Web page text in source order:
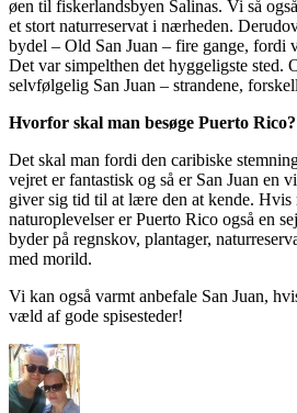
øen til fiskerlandsbyen Salinas. Vi så
et stort naturreservat i nærheden.
bydel – Old San Juan – fire gange, fordi
Det var simpelthen det hyggeligste sted.
selvfølgelig San Juan – strandene,
Hvorfor skal man besøge Puerto Rico?
Det skal man fordi den caribiske
vejret er fantastisk og så er San Juan en
giver sig tid til at lære den at kende. Hvis
naturoplevelser er Puerto Rico også en
byder på regnskov, plantager,
med morild.
Vi kan også varmt anbefale San Juan,
væld af gode spisesteder!